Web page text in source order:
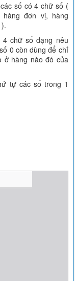
số có 4 chữ số (
đơn vị, hàng
chữ số dạng nêu
0 còn dùng để chỉ
ở hàng nào đó của
tự các số trong 1